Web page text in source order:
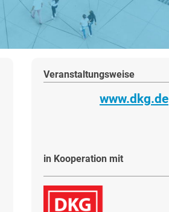
Veranstaltungsweise
www.dkg.de
in Kooperation mit